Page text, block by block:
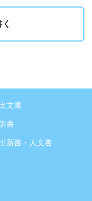
文庫
書
新書・人文書